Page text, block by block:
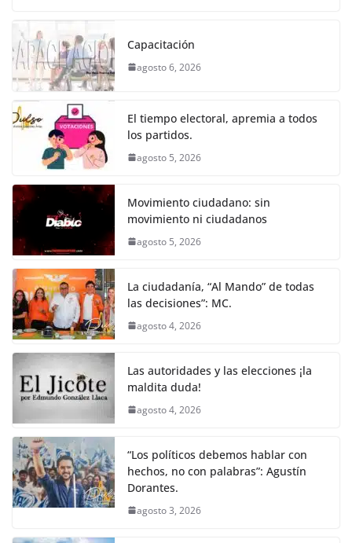
k
c
e
b
o
o
k
itt
er s
A
p
e
n
er
Capacitación
agosto 6, 2026
El tiempo electoral, apremia a todos
los partidos.
agosto 5, 2026
Movimiento ciudadano: sin
movimiento ni ciudadanos
agosto 5, 2026
La ciudadanía, “Al Mando” de todas
las decisiones”: MC.
agosto 4, 2026
Las autoridades y las elecciones ¡la
maldita duda!
agosto 4, 2026
“Los políticos debemos hablar con
hechos, no con palabras”: Agustín
Dorantes.
agosto 3, 2026